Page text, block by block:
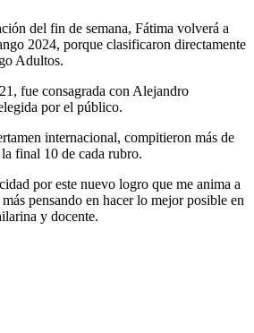
del fin de semana, Fátima volverá a
2024, porque clasificaron directamente
Adultos.
fue consagrada con Alejandro
por el público.
internacional, compitieron más de
final 10 de cada rubro.
por este nuevo logro que me anima a
pensando en hacer lo mejor posible en
y docente.